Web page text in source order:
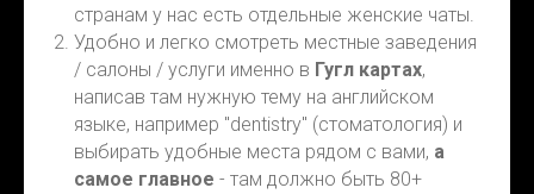
странам у нас есть отдельные женские чаты.
Удобно и легко смотреть местные заведения
/ салоны / услуги именно в Гугл картах,
написав там нужную тему на английском
языке, например "dentistry" (стоматология) и
выбирать удобные места рядом с вами, а
самое главное - там должно быть 80+